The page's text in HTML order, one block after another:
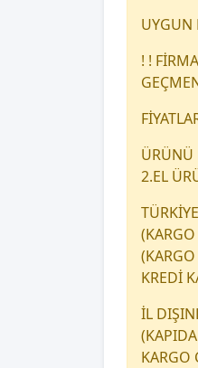
UYGUN
! !
ÜRÜNÜ
2.EL
KREDİ
İL
KARGO